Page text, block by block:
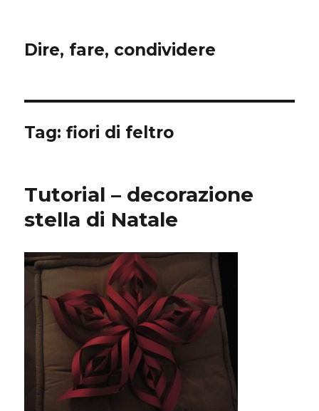
Dire, fare, condividere
Tag:fiori di feltro
Tutorial – decorazione
stella di Natale